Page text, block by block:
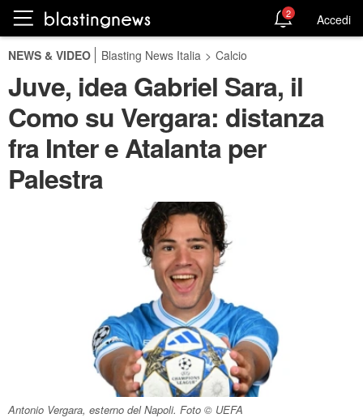
2 Accedi
NEWS & VIDEO Blasting News Italia > Calcio
Juve, idea Gabriel Sara, il
Como su Vergara: distanza
fra Inter e Atalanta per
Palestra
Antonio Vergara, esterno del Napoli. Foto © UEFA